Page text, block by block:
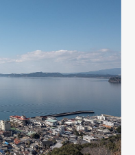
Gourmet Cars